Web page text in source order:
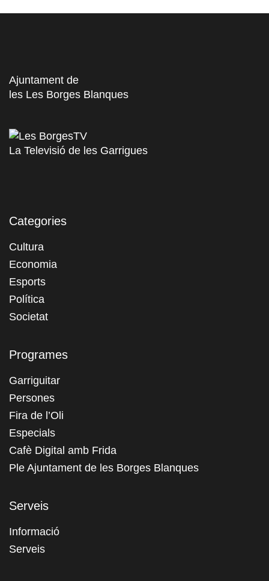
Ajuntament de
les Les Borges Blanques
La Televisió de les Garrigues
Categories
Cultura
Economia
Esports
Política
Societat
Programes
Garriguitar
Persones
Fira de l’Oli
Especials
Cafè Digital amb Frida
Ple Ajuntament de les Borges Blanques
Serveis
Informació
Serveis